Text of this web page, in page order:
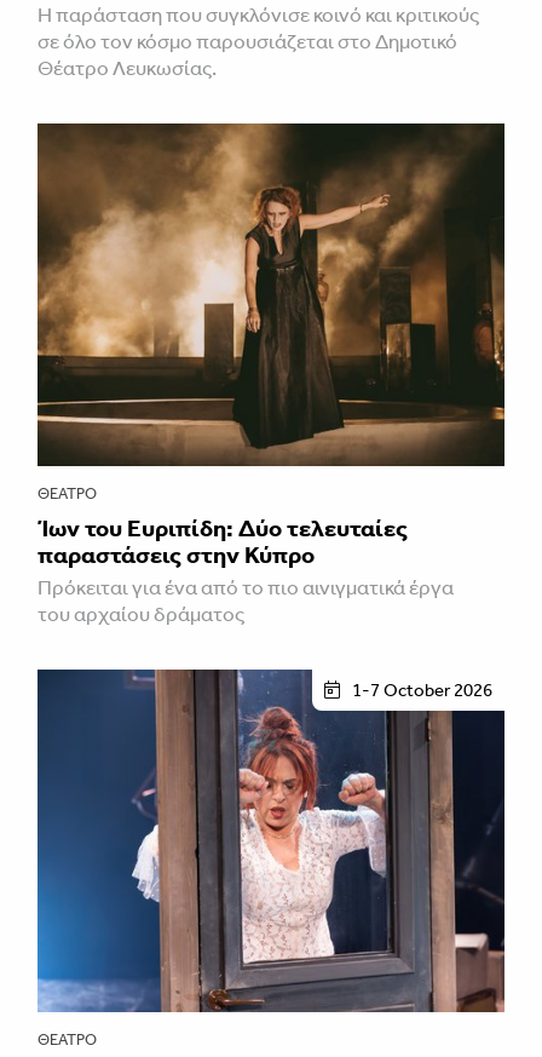
Η παράσταση που συγκλόνισε κοινό και κριτικούς
σε όλο τον κόσμο παρουσιάζεται στο Δημοτικό
Θέατρο Λευκωσίας.
ΘΈΑΤΡΟ
Ίων του Ευριπίδη: Δύο τελευταίες
παραστάσεις στην Κύπρο
Πρόκειται για ένα από το πιο αινιγματικά έργα
του αρχαίου δράματος
1-7 October 2026
ΘΈΑΤΡΟ